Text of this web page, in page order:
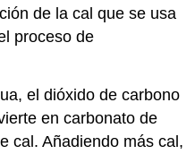
de la cal que se usa
proceso de
el dióxido de carbono
en carbonato de
cal. Añadiendo más cal,